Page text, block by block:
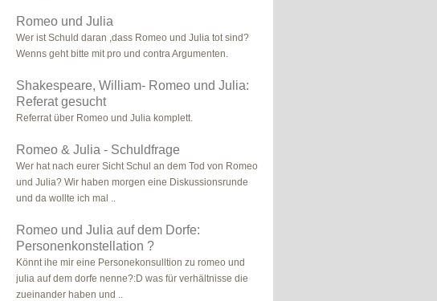
Romeo und Julia
Wer ist Schuld daran ,dass Romeo und Julia tot sind?
Wenns geht bitte mit pro und contra Argumenten.
Shakespeare, William- Romeo und Julia:
Referat gesucht
Referrat über Romeo und Julia komplett.
Romeo & Julia - Schuldfrage
Wer hat nach eurer Sicht Schul an dem Tod von Romeo
und Julia? Wir haben morgen eine Diskussionsrunde
und da wollte ich mal ..
Romeo und Julia auf dem Dorfe:
Personenkonstellation ?
Könnt ihe mir eine Personekonsulltion zu romeo und
julia auf dem dorfe nenne?:D was für verhältnisse die
zueinander haben und ..